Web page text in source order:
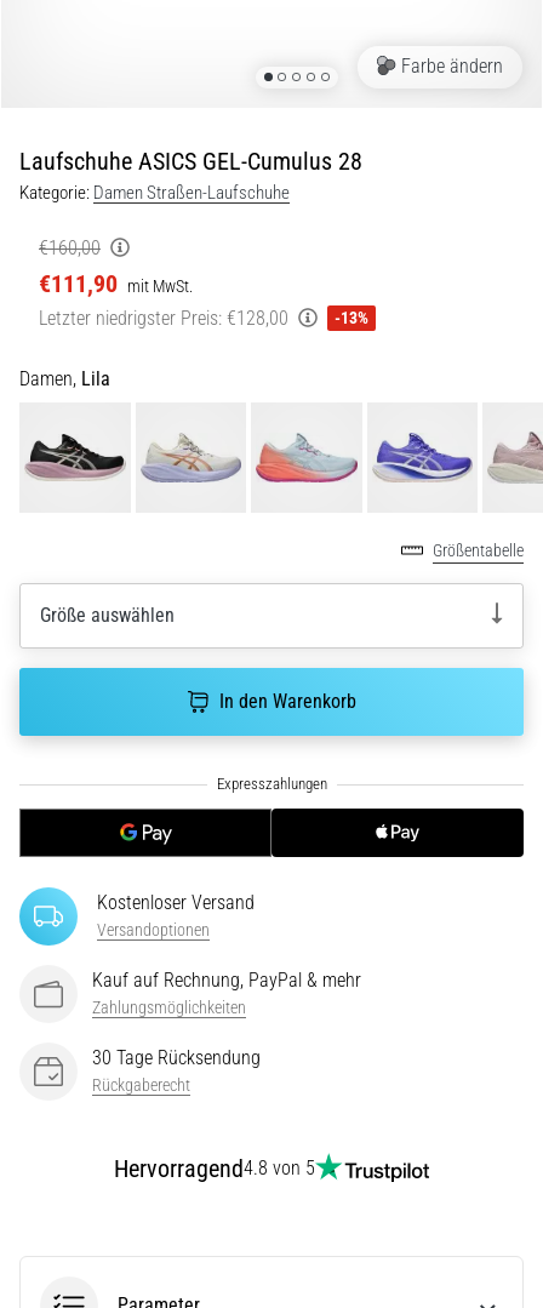
In
der
testet
Shuttle-
Run
Agilität
Wie
wird
wo…
Läuferknie:
Ursachen,
Behandlung
Prävention
Das
Läuferknie,
bekannt
als
Bandsyndrom
(ITBS),
Farbe ändern
Laufschuhe ASICS GEL-Cumulus 28
Kategorie: Damen Straßen-Laufschuhe
€160,00
€111,90 mit MwSt.
Letzter niedrigster Preis: €128,00 -13%
Damen, Lila
Größentabelle
Größe auswählen
In den Warenkorb
Kostenloser Versand
Versandoptionen
Kauf auf Rechnung, PayPal & mehr
Zahlungsmöglichkeiten
30 Tage Rücksendung
Rückgaberecht
Hervorragend4.8 von 5